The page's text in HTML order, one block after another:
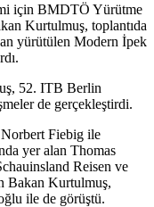
için BMDTÖ Yürütme
Kurtulmuş, toplantıda
yürütülen Modern İpek
52. ITB Berlin
de gerçekleştirdi.
Fiebig ile
yer alan Thomas
Reisen ve
Bakan Kurtulmuş,
ile de görüştü.